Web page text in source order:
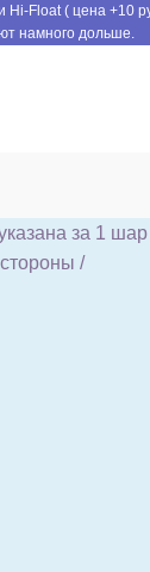
Float ( цена +10
намного дольше.